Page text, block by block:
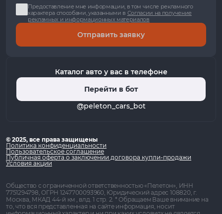
Предоставление мне информации, в том числе рекламного
характера способами, указанными в Согласии на получение
рекламных и информационных материалов
Отправить заявку
Каталог авто у вас в телефоне
Перейти в бот
@peleton_cars_bot
© 2025, все права защищены
Политика конфиденциальности
Пользовательское соглашение
Публичная оферта о заключении договора купли-продажи
Условия акции
Общество с ограниченной ответственностью «Пелетон», ИНН
7751294798, ОГРН 1247700093960, Юридический адрес 108820, г.
Москва, МКАД 44-й км , влд. 1 стр. 2. * Обращаем Ваше внимание на
то, что вся представленная на сайте информация, носит